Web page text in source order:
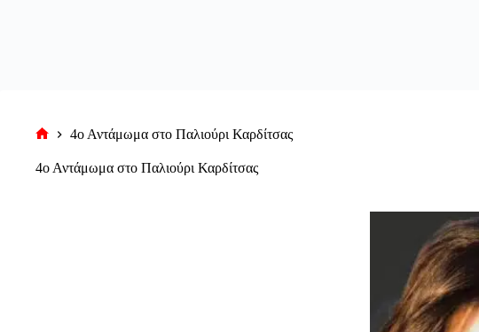
σελίδα
4ο Αντάμωμα στο Παλιούρι Καρδίτσας
4ο Αντάμωμα στο Παλιούρι Καρδίτσας